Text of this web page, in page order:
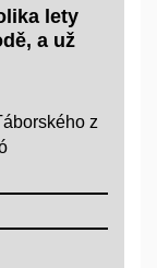
lety
a už
z